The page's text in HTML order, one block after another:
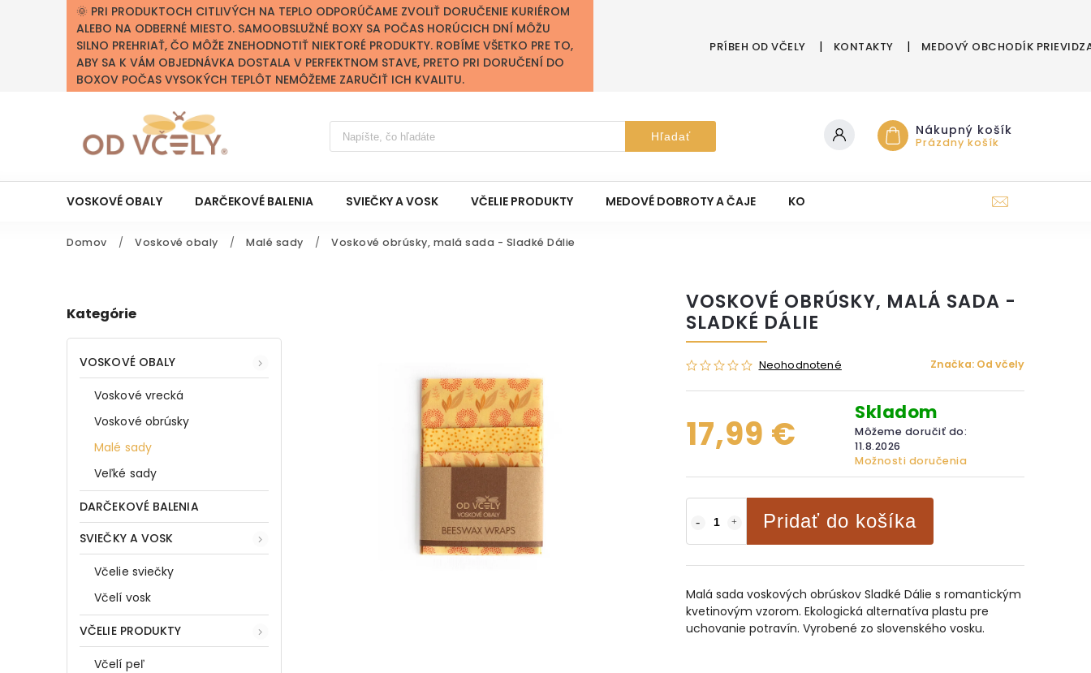
🌞 PRI PRODUKTOCH CITLIVÝCH NA TEPLO ODPORÚČAME ZVOLIŤ DORUČENIE KURIÉROM
ALEBO NA ODBERNÉ MIESTO. SAMOOBSLUŽNÉ BOXY SA POČAS HORÚCICH DNÍ MÔŽU
SILNO PREHRIAŤ, ČO MÔŽE ZNEHODNOTIŤ NIEKTORÉ PRODUKTY. ROBÍME VŠETKO PRE TO,
ABY SA K VÁM OBJEDNÁVKA DOSTALA V PERFEKTNOM STAVE, PRETO PRI DORUČENÍ DO
BOXOV POČAS VYSOKÝCH TEPLÔT NEMÔŽEME ZARUČIŤ ICH KVALITU.
PRÍBEH OD VČELY KONTAKTY MEDOVÝ OBCHODÍK
Hľadať Nákupný košík
Prázdny košík
VOSKOVÉ OBALY DARČEKOVÉ BALENIA SVIEČKY A VOSK VČELIE PRODUKTY MEDOVÉ DOBROTY A ČAJE KOZMETIKA Z ÚĽA DARČEKOVÉ POUKAZY
Domov / Voskové obaly / Malé sady / Voskové obrúsky, malá sada - Sladké Dálie
Kategórie
VOSKOVÉ OBALY
Voskové vrecká
Voskové obrúsky
Malé sady
Veľké sady
DARČEKOVÉ BALENIA
SVIEČKY A VOSK
Včelie sviečky
Včelí vosk
VČELIE PRODUKTY
Včelí peľ
VOSKOVÉ OBRÚSKY, MALÁ SADA -
SLADKÉ DÁLIE
Neohodnotené Značka: Od včely
17,99 €
Skladom
Môžeme doručiť do:
11.8.2026
Možnosti doručenia
Pridať do košíka
Malá sada voskových obrúskov Sladké Dálie s romantickým
kvetinovým vzorom. Ekologická alternatíva plastu pre
uchovanie potravín. Vyrobené zo slovenského vosku.